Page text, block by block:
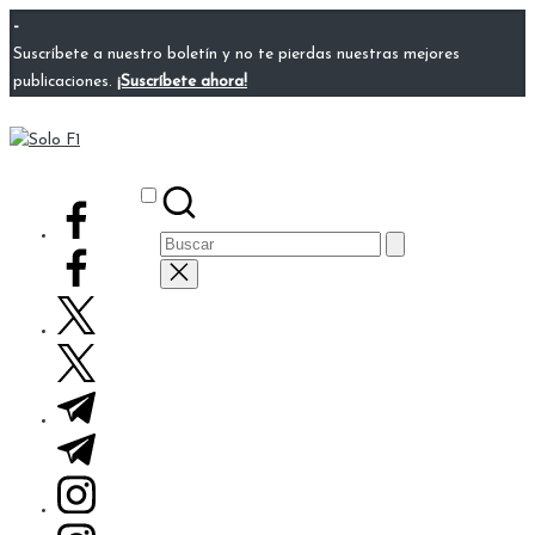
Saltar
al
contenido
-
Suscríbete a nuestro boletín y no te pierdas nuestras mejores
publicaciones. ¡Suscríbete ahora!
Solo
facebook.com
twitter.com
t.me
instagram.com
Buscar: